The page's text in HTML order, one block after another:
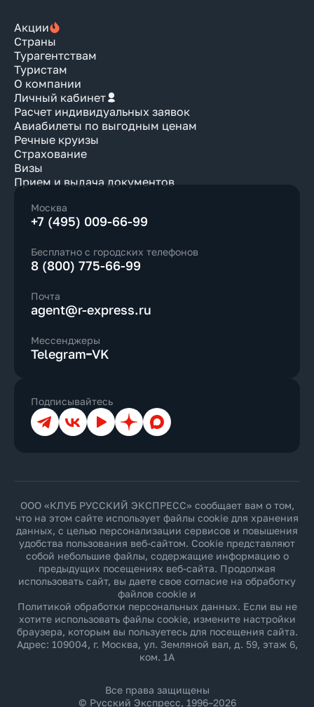
Акции
Страны
Турагентствам
Туристам
О компании
Личный кабинет
Расчет индивидуальных заявок
Авиабилеты по выгодным ценам
Речные круизы
Страхование
Визы
Прием и выдача документов
Москва
+7 (495) 009-66-99
Бесплатно с городских телефонов
8 (800) 775-66-99
Почта
agent@r-express.ru
Мессенджеры
Telegram VK
Подписывайтесь
ТелеграмВКонтакте
YouTubeДзен Max
ООО «КЛУБ РУССКИЙ ЭКСПРЕСС» сообщает вам о том,
что на этом сайте использует файлы cookie для хранения
данных, с целью персонализации сервисов и повышения
удобства пользования веб-сайтом. Cookie представляют
собой небольшие файлы, содержащие информацию о
предыдущих посещениях веб-сайта. Продолжая
использовать сайт, вы даете свое согласие на обработку
файлов cookie и
Политикой обработки персональных данных. Если вы не
хотите использовать файлы cookie, измените настройки
браузера, которым вы пользуетесь для посещения сайта.
Адрес: 109004, г. Москва, ул. Земляной вал, д. 59, этаж 6,
ком. 1А
Все права защищены
© Русский Экспресс, 1996–2026